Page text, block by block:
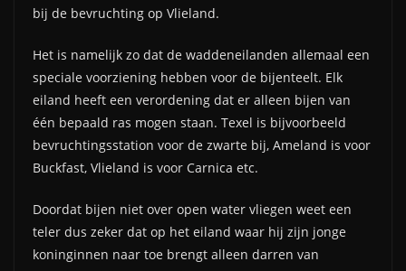
bij de bevruchting op Vlieland.
Het is namelijk zo dat de waddeneilanden allemaal een
speciale voorziening hebben voor de bijenteelt. Elk
eiland heeft een verordening dat er alleen bijen van
één bepaald ras mogen staan. Texel is bijvoorbeeld
bevruchtingsstation voor de zwarte bij, Ameland is voor
Buckfast, Vlieland is voor Carnica etc.
Doordat bijen niet over open water vliegen weet een
teler dus zeker dat op het eiland waar hij zijn jonge
koninginnen naar toe brengt alleen darren van